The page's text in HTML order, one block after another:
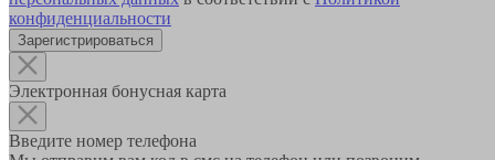
конфиденциальности
Зарегистрироваться
Электронная бонусная карта
Введите номер телефона